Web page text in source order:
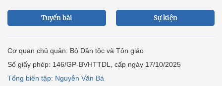
Tuyến bài Sự kiện
Cơ quan chủ quản: Bộ Dân tộc và Tôn giáo
Số giấy phép: 146/GP-BVHTTDL, cấp ngày 17/10/2025
Tổng biên tập: Nguyễn Văn Bá